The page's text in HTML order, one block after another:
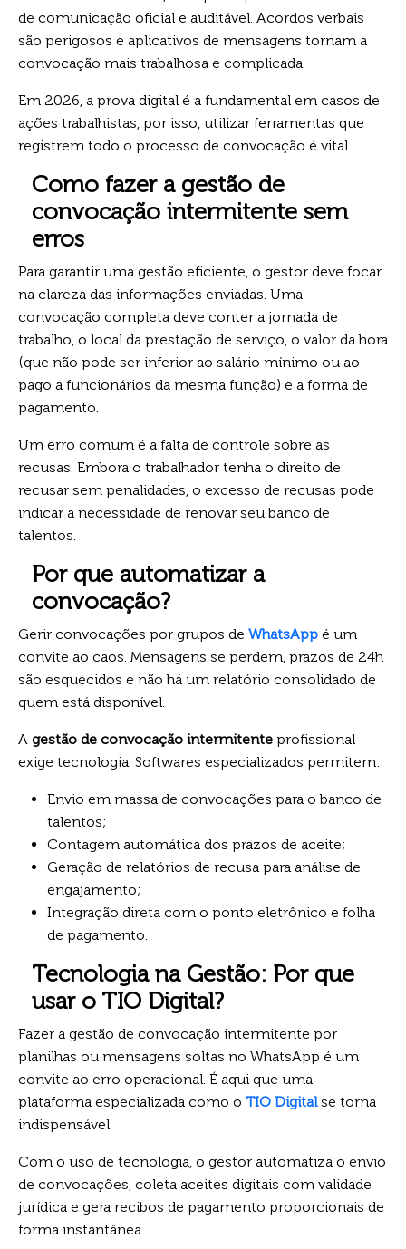
de comunicação oficial e auditável. Acordos verbais
são perigosos e aplicativos de mensagens tornam a
convocação mais trabalhosa e complicada.
Em 2026, a prova digital é a fundamental em casos de
ações trabalhistas, por isso, utilizar ferramentas que
registrem todo o processo de convocação é vital.
Como fazer a gestão de
convocação intermitente sem
erros
Para garantir uma gestão eficiente, o gestor deve focar
na clareza das informações enviadas. Uma
convocação completa deve conter a jornada de
trabalho, o local da prestação de serviço, o valor da hora
(que não pode ser inferior ao salário mínimo ou ao
pago a funcionários da mesma função) e a forma de
pagamento.
Um erro comum é a falta de controle sobre as
recusas. Embora o trabalhador tenha o direito de
recusar sem penalidades, o excesso de recusas pode
indicar a necessidade de renovar seu banco de
talentos.
Por que automatizar a
convocação?
Gerir convocações por grupos de WhatsApp é um
convite ao caos. Mensagens se perdem, prazos de 24h
são esquecidos e não há um relatório consolidado de
quem está disponível.
A gestão de convocação intermitente profissional
exige tecnologia. Softwares especializados permitem:
Envio em massa de convocações para o banco de
talentos;
Contagem automática dos prazos de aceite;
Geração de relatórios de recusa para análise de
engajamento;
Integração direta com o ponto eletrônico e folha
de pagamento.
Tecnologia na Gestão: Por que
usar o TIO Digital?
Fazer a gestão de convocação intermitente por
planilhas ou mensagens soltas no WhatsApp é um
convite ao erro operacional. É aqui que uma
plataforma especializada como o TIO Digitalse torna
indispensável.
Com o uso de tecnologia, o gestor automatiza o envio
de convocações, coleta aceites digitais com validade
jurídica e gera recibos de pagamento proporcionais de
forma instantânea.